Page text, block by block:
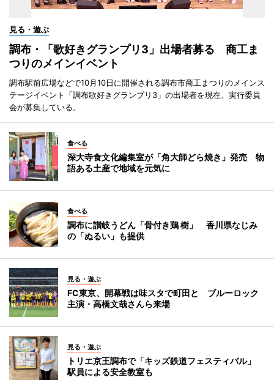
見る・遊ぶ
調布・「歌好きグランプリ3」出場者募る 商工ま
つりのメインイベント
調布駅前広場などで10月10日に開催される調布市商工まつりのメインス
テージイベント「調布歌好きグランプリ3」の出場者を現在、実行委員
会が募集している。
食べる
深大寺食文化編集室が「角大師どら焼き」発売 物
語ある土産で地域を元気に
食べる
調布に讃岐うどん「骨付き鶏 樹」 香川県なじみ
の「ぬるい」も提供
見る・遊ぶ
FC東京、開幕戦は味スタで町田と ブルーロック
主演・高橋文哉さんら来場
見る・遊ぶ
トリエ京王調布で「キッズ鉄道フェスティバル」
駅員による安全教室も